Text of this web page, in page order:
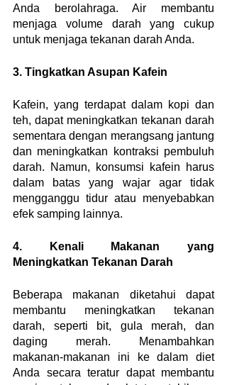
Anda berolahraga. Air membantu
menjaga volume darah yang cukup
untuk menjaga tekanan darah Anda.
3. Tingkatkan Asupan Kafein
Kafein, yang terdapat dalam kopi dan
teh, dapat meningkatkan tekanan darah
sementara dengan merangsang jantung
dan meningkatkan kontraksi pembuluh
darah. Namun, konsumsi kafein harus
dalam batas yang wajar agar tidak
mengganggu tidur atau menyebabkan
efek samping lainnya.
4. Kenali Makanan yang
Meningkatkan Tekanan Darah
Beberapa makanan diketahui dapat
membantu meningkatkan tekanan
darah, seperti bit, gula merah, dan
daging merah. Menambahkan
makanan-makanan ini ke dalam diet
Anda secara teratur dapat membantu